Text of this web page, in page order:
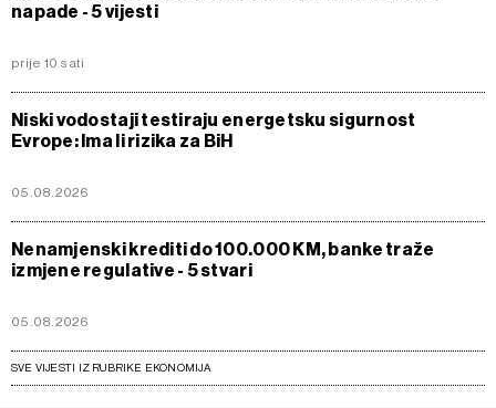
napade - 5 vijesti
prije 10 sati
Niski vodostaji testiraju energetsku sigurnost
Evrope: Ima li rizika za BiH
05.08.2026
Nenamjenski krediti do 100.000 KM, banke traže
izmjene regulative - 5 stvari
05.08.2026
SVE VIJESTI IZ RUBRIKE EKONOMIJA